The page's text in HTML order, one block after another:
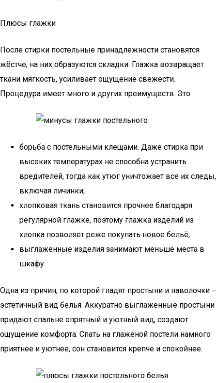
Плюсы глажки
После стирки постельные принадлежности становятся
жёстче, на них образуются складки. Глажка возвращает
ткани мягкость, усиливает ощущение свежести.
Процедура имеет много и других преимуществ. Это:
борьба с постельными клещами. Даже стирка при
высоких температурах не способна устранить
вредителей, тогда как утюг уничтожает все их следы,
включая личинки;
хлопковая ткань становится прочнее благодаря
регулярной глажке, поэтому глажка изделий из
хлопка позволяет реже покупать новое бельё;
выглаженные изделия занимают меньше места в
шкафу.
Одна из причин, по которой гладят простыни и наволочки ‒
эстетичный вид белья. Аккуратно выглаженные простыни
придают спальне опрятный и уютный вид, создают
ощущение комфорта. Спать на глаженой постели намного
приятнее и уютнее, сон становится крепче и спокойнее.